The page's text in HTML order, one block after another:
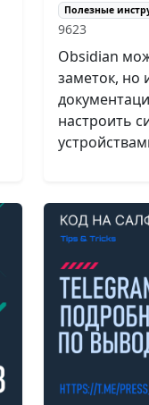
Полезные
9623
Obsidian
заметок, но
настроить